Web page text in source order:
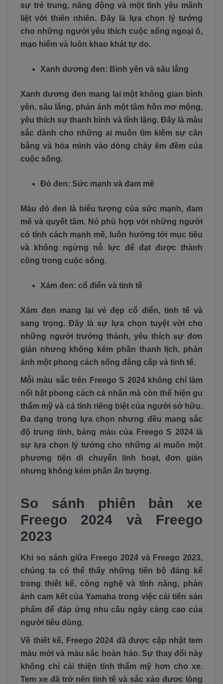
sự trẻ trung, năng động và một tình yêu mãnh
liệt với thiên nhiên. Đây là lựa chọn lý tưởng
cho những người yêu thích cuộc sống ngoại ô,
mạo hiểm và luôn khao khát tự do.
Xanh dương đen: Bình yên và sâu lắng
Xanh dương đen mang lại một không gian bình
yên, sâu lắng, phản ánh một tâm hồn mơ mộng,
yêu thích sự thanh bình và tĩnh lặng. Đây là màu
sắc dành cho những ai muốn tìm kiếm sự cân
bằng và hòa mình vào dòng chảy êm đềm của
cuộc sống.
Đỏ đen: Sức mạnh và đam mê
Màu đỏ đen là biểu tượng của sức mạnh, đam
mê và quyết tâm. Nó phù hợp với những người
có tính cách mạnh mẽ, luôn hướng tới mục tiêu
và không ngừng nỗ lực để đạt được thành
công trong cuộc sống.
Xám đen: cổ điển và tinh tế
Xám đen mang lại vẻ đẹp cổ điển, tinh tế và
sang trọng. Đây là sự lựa chọn tuyệt vời cho
những người trưởng thành, yêu thích sự đơn
giản nhưng không kém phần thanh lịch, phản
ánh một phong cách sống đẳng cấp và tinh tế.
Mỗi màu sắc trên Freego S 2024 không chỉ làm
nổi bật phong cách cá nhân mà còn thể hiện gu
thẩm mỹ và cá tính riêng biệt của người sở hữu.
Đa dạng trong lựa chọn nhưng đều mang sắc
độ trung tính, bảng màu của Freego S 2024 là
sự lựa chọn lý tưởng cho những ai muốn một
phương tiện di chuyển linh hoạt, đơn giản
nhưng không kém phần ấn tượng.
So sánh phiên bản xe
Freego 2024 và Freego
2023
Khi so sánh giữa Freego 2024 và Freego 2023,
chúng ta có thể thấy những tiến bộ đáng kể
trong thiết kế, công nghệ và tính năng, phản
ánh cam kết của Yamaha trong việc cải tiến sản
phẩm để đáp ứng nhu cầu ngày càng cao của
người tiêu dùng.
Về thiết kế, Freego 2024 đã được cập nhật tem
màu mới và màu sắc hoàn hảo. Sự thay đổi này
không chỉ cải thiện tính thẩm mỹ hơn cho xe.
Tem xe đã trở nên tinh tế và sắc xảo đươc lòng